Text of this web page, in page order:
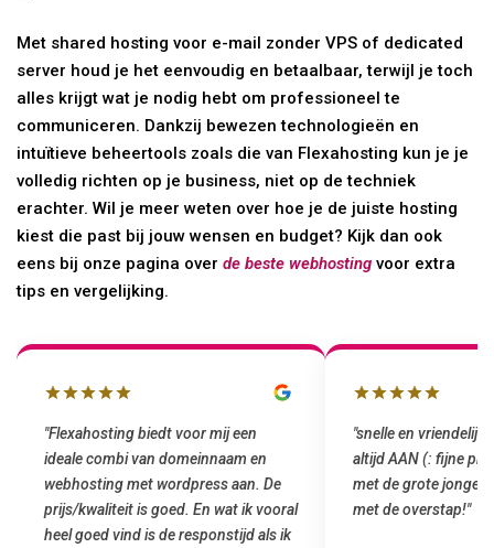
Met shared hosting voor e-mail zonder VPS of dedicated
server houd je het eenvoudig en betaalbaar, terwijl je toch
alles krijgt wat je nodig hebt om professioneel te
communiceren. Dankzij bewezen technologieën en
intuïtieve beheertools zoals die van Flexahosting kun je je
volledig richten op je business, niet op de techniek
erachter. Wil je meer weten over hoe je de juiste hosting
kiest die past bij jouw wensen en budget? Kijk dan ook
eens bij onze pagina overde beste webhosting voor extra
tips en vergelijking.
"snelle en vriendelijke service. staat
altijd AAN (: fijne prijzen vergeleken
met de grote jongens en dus nu al blij
met de overstap!"
"Top service. Ik had
het installeren van
was meteen door
gemaakt. Top